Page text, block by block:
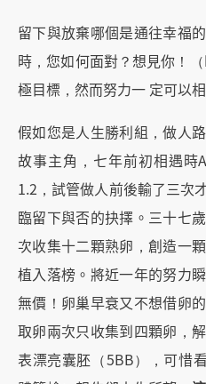
留下與放棄哪個是通往幸福
時，您如何面對？想見你！
極目標，然而努力一 定可以
假如您是人生勝利組，做人
故事主角，七年前初相遇時
1.2，試管做人前後輸了三次
臨留下與否的抉擇。三十七
次收集十二顆熟卵，創造一
植入落榜。將近一年的努力
無價！卵巢早衰又不想借卵
取卵兩次只收集到四顆卵，
表漂亮囊胚（5BB），可惜